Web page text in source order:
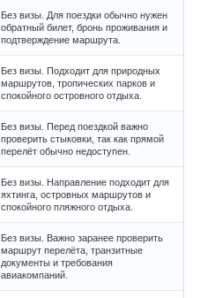
Без визы. Для поездки обычно нужен
обратный билет, бронь проживания и
подтверждение маршрута.
Без визы. Подходит для природных
маршрутов, тропических парков и
спокойного островного отдыха.
Без визы. Перед поездкой важно
проверить стыковки, так как прямой
перелёт обычно недоступен.
Без визы. Направление подходит для
яхтинга, островных маршрутов и
спокойного пляжного отдыха.
Без визы. Важно заранее проверить
маршрут перелёта, транзитные
документы и требования
авиакомпаний.